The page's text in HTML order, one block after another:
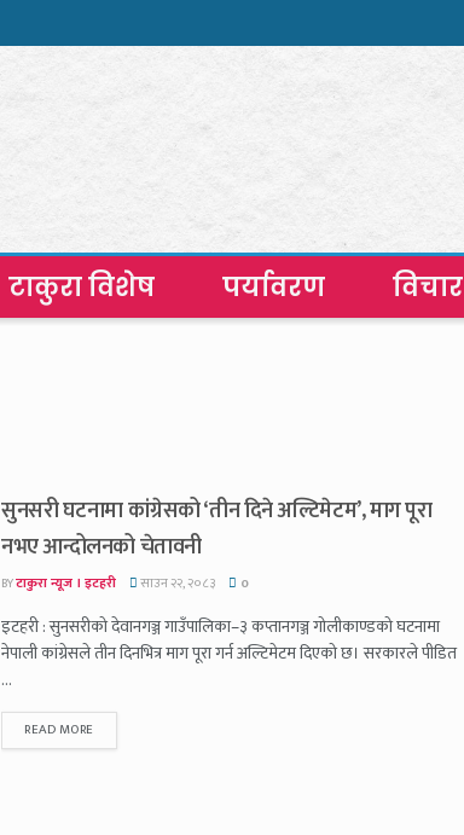
टाकुरा विशेष पर्यावरण विचार
सुनसरी घटनामा कांग्रेसको ‘तीन दिने अल्टिमेटम’, माग पूरा
नभए आन्दोलनको चेतावनी
BYटाकुरा न्यूज । इटहरी साउन २२, २०८३ 0
इटहरी : सुनसरीको देवानगञ्ज गाउँपालिका–३ कप्तानगञ्ज गोलीकाण्डको घटनामा
नेपाली कांग्रेसले तीन दिनभित्र माग पूरा गर्न अल्टिमेटम दिएको छ। सरकारले पीडित
...
READ MORE